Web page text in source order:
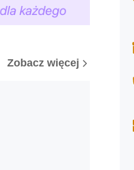
Zobacz więcej